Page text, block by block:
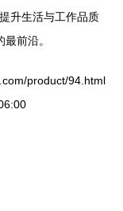
升生活与工作品质
前沿。
product/94.html